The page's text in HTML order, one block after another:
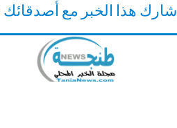
شارك هذا الخبر مع